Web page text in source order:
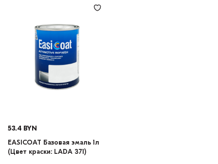
53.4 BYN
EASICOAT Базовая эмаль 1л
(Цвет краски: LADA 371)